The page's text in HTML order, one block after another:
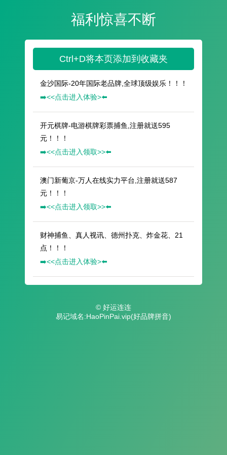
福利惊喜不断
Ctrl+D将本页添加到收藏夹
金沙国际-20年国际老品牌,全球顶级娱乐！！！
➡️<<点击进入体验>⬅️
开元棋牌-电游棋牌彩票捕鱼,注册就送595
元！！！
➡️<<点击进入领取>>⬅️
澳门新葡京-万人在线实力平台,注册就送587
元！！！
➡️<<点击进入领取>>⬅️
财神捕鱼、真人视讯、德州扑克、炸金花、21
点！！！
➡️<<点击进入体验>⬅️
© 好运连连
易记域名:HaoPinPai.vip(好品牌拼音)